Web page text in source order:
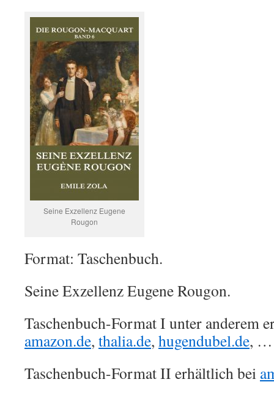
Seine Exzellenz Eugene
Rougon
Format: Taschenbuch.
Seine Exzellenz Eugene Rougon.
Taschenbuch-Format I unter anderem
amazon.de, thalia.de, hugendubel.de, …
Taschenbuch-Format II erhältlich bei